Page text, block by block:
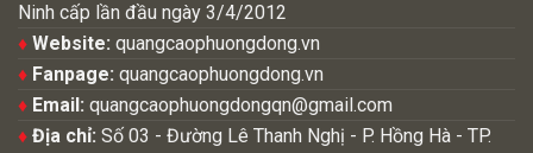
Ninh cấp lần đầu ngày 3/4/2012
♦ Website: quangcaophuongdong.vn
♦ Fanpage: quangcaophuongdong.vn
♦ Email: quangcaophuongdongqn@gmail.com
♦ Địa chỉ: Số 03 - Đường Lê Thanh Nghị - P. Hồng Hà - TP.